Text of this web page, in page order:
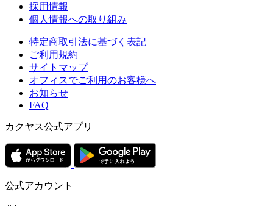
採用情報
個人情報への取り組み
特定商取引法に基づく表記
ご利用規約
サイトマップ
オフィスでご利用のお客様へ
お知らせ
FAQ
カクヤス公式アプリ
公式アカウント